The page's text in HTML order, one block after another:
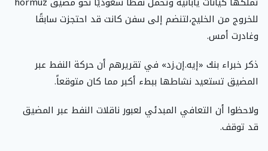
للخروج من الخليج،لتنضم إلى سفن كانت قد احتجزت سابقًا
وغادرت أمس.
ذكر خبراء بنك «إيه.إن.زد» في تقريرهم أن حركة النفط عبر
المضيق تستعيد نشاطها ببطء أكبر مما كان متوقعاً.
ولاحظوا أن التعافي المبدئي لعبور ناقلات النفط عبر المضيق
قد توقف.